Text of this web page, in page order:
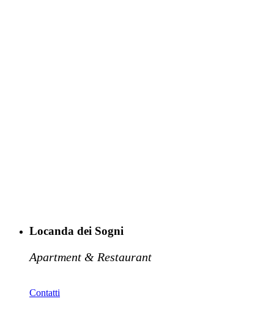
Locanda dei Sogni
Apartment & Restaurant
Contatti